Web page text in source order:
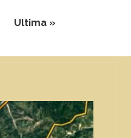
Seite
Ultima »Letzte Seite